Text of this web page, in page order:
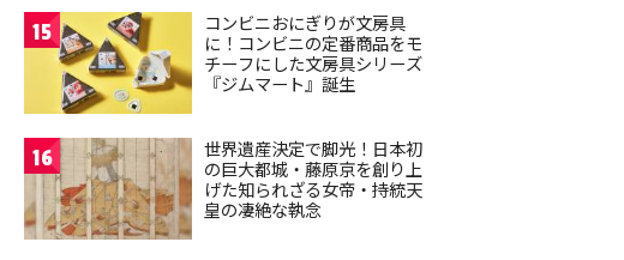
15
コンビニおにぎりが文房具
に！コンビニの定番商品をモ
チーフにした文房具シリーズ
『ジムマート』誕生
16
世界遺産決定で脚光！日本初
の巨大都城・藤原京を創り上
げた知られざる女帝・持統天
皇の凄絶な執念